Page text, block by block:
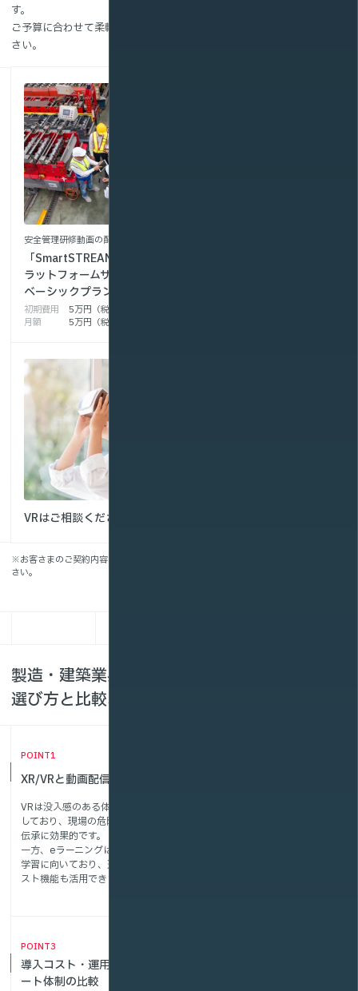
す。
ご予算に合わせて柔軟に対応できますので、まずはお気軽にご相談くだ
さい。
安全管理研修動画の配信を行う場合
「SmartSTREAM ビデオプ
ラットフォームサービス」
ベーシックプラン
初期費用
5万円（税抜）
月額
5万円（税抜）
VRはご相談ください
※お客さまのご契約内容によって、お見積りは異なります。詳細はお問い合わせくだ
さい。
製造・建築業界向け動画配信・VRサービスの
選び方と比較ポイント
POINT
XR/VRと動画配信の導入形態
VRは没入感のある体験型教育に適
しており、現場の危険体感や技能
伝承に効果的です。
一方、eラーニングは座学や反復
学習に向いており、進捗管理やテ
スト機能も活用できます。
POINT
導入コスト・運用費用・サポ
ート体制の比較